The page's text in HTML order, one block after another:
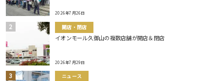
2026年7月26日
開店・閉店
イオンモール久御山の複数店舗が開店＆閉店
2026年7月29日
ニュース